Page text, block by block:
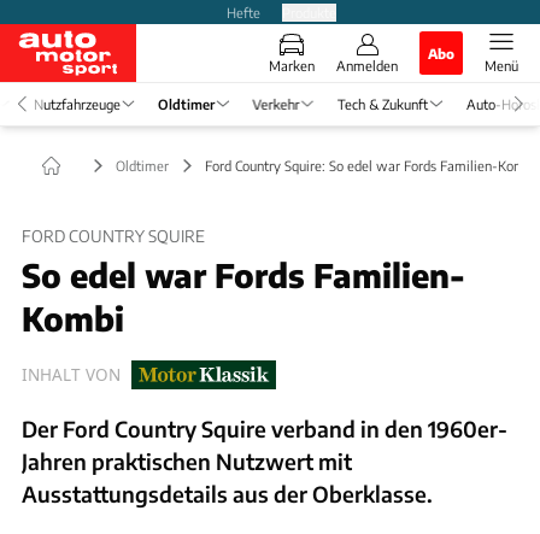
Hefte
Marken Anmelden
Abo
Menü
Nutzfahrzeuge Oldtimer Verkehr Tech & Zukunft Auto-
Oldtimer Ford Country Squire: So edel war Fords Familien-Kombi
FORD COUNTRY SQUIRE
So edel war Fords Familien-
Kombi
INHALT VON
Der Ford Country Squire verband in den 1960er-
Jahren praktischen Nutzwert mit
Ausstattungsdetails aus der Oberklasse.